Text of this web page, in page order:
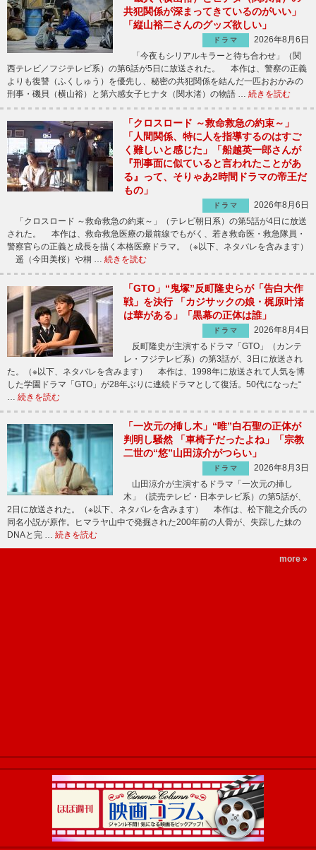
共犯関係が深まってきているのがいい」
「縦山裕二さんのグッズ欲しい」
ドラマ
2026年8月6日
「今夜もシリアルキラーと待ち合わせ」（関
西テレビ／フジテレビ系）の第6話が5日に放送された。 本作は、警察の正義
よりも復讐（ふくしゅう）を優先し、秘密の共犯関係を結んだ一匹おおかみの
刑事・磯貝（横山裕）と第六感女子ヒナタ（関水渚）の物語 … 続きを読む
「クロスロード ～救命救急の約束～」
「人間関係、特に人を指導するのはすご
く難しいと感じた」「船越英一郎さんが
『刑事面に似ていると言われたことがあ
る』って、そりゃあ2時間ドラマの帝王だ
もの」
ドラマ
2026年8月6日
「クロスロード ～救命救急の約束～」（テレビ朝日系）の第5話が4日に放送
された。 本作は、救命救急医療の最前線でもがく、若き救命医・救急隊員・
警察官らの正義と成長を描く本格医療ドラマ。（※以下、ネタバレを含みます）
遥（今田美桜）や桐 … 続きを読む
「GTO」“鬼塚”反町隆史らが「告白大作
戦」を決行 「カジサックの娘・梶原叶渚
は華がある」「黒幕の正体は誰」
ドラマ
2026年8月4日
反町隆史が主演するドラマ「GTO」（カンテ
レ・フジテレビ系）の第3話が、3日に放送され
た。（※以下、ネタバレを含みます） 本作は、1998年に放送されて人気を博
した学園ドラマ「GTO」が28年ぶりに連続ドラマとして復活。50代になった“
… 続きを読む
「一次元の挿し木」“唯”白石聖の正体が
判明し騒然 「車椅子だったよね」「宗教
二世の“悠”山田涼介がつらい」
ドラマ
2026年8月3日
山田涼介が主演するドラマ「一次元の挿し
木」（読売テレビ・日本テレビ系）の第5話が、
2日に放送された。（※以下、ネタバレを含みます） 本作は、松下龍之介氏の
同名小説が原作。ヒマラヤ山中で発掘された200年前の人骨が、失踪した妹の
DNAと完 … 続きを読む
more »